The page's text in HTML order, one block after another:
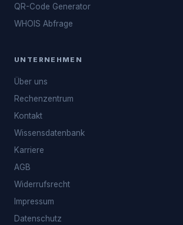
QR-Code Generator
WHOIS Abfrage
UNTERNEHMEN
Über uns
Rechenzentrum
Kontakt
Wissensdatenbank
Karriere
AGB
Widerrufsrecht
Impressum
Datenschutz